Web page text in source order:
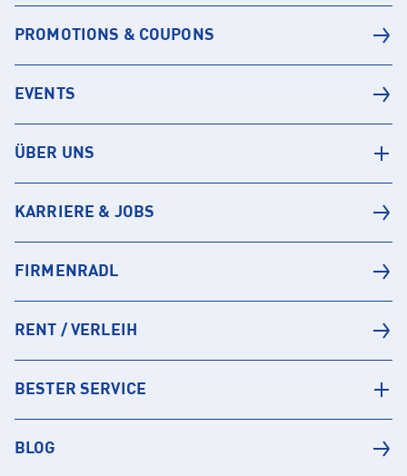
PROMOTIONS & COUPONS
EVENTS
ÜBER UNS
KARRIERE & JOBS
FIRMENRADL
RENT / VERLEIH
BESTER SERVICE
BLOG